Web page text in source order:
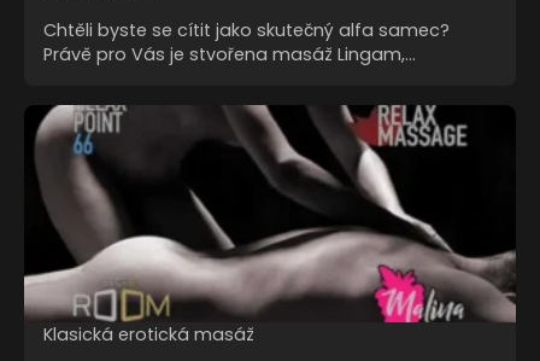
Chtěli byste se cítit jako skutečný alfa samec?
Právě pro Vás je stvořena masáž Lingam,…
Klasická erotická masáž